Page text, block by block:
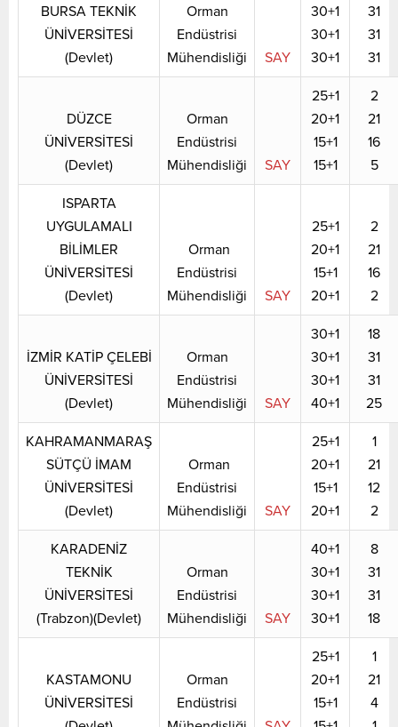
BURSA TEKNİK
ÜNİVERSİTESİ
(Devlet)
Orman
Endüstrisi
Mühendisliği
SAY
30+1
30+1
30+1
31
31
31
DÜZCE
ÜNİVERSİTESİ
(Devlet)
Orman
Endüstrisi
Mühendisliği
SAY
25+1
20+1
15+1
15+1
2
21
16
5
ISPARTA
UYGULAMALI
BİLİMLER
ÜNİVERSİTESİ
(Devlet)
Orman
Endüstrisi
Mühendisliği
SAY
25+1
20+1
15+1
20+1
2
21
16
2
İZMİR KATİP ÇELEBİ
ÜNİVERSİTESİ
(Devlet)
Orman
Endüstrisi
Mühendisliği
SAY
30+1
30+1
30+1
40+1
18
31
31
25
KAHRAMANMARAŞ
SÜTÇÜ İMAM
ÜNİVERSİTESİ
(Devlet)
Orman
Endüstrisi
Mühendisliği
SAY
25+1
20+1
15+1
20+1
1
21
12
2
KARADENİZ
TEKNİK
ÜNİVERSİTESİ
(Trabzon)(Devlet)
Orman
Endüstrisi
Mühendisliği
SAY
40+1
30+1
30+1
30+1
8
31
31
18
KASTAMONU
ÜNİVERSİTESİ
Orman
Endüstrisi
25+1
20+1
15+1
1
21
4